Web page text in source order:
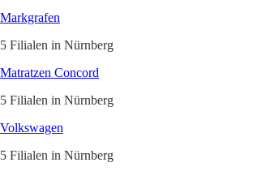
Markgrafen
5 Filialen in Nürnberg
Matratzen Concord
5 Filialen in Nürnberg
Volkswagen
5 Filialen in Nürnberg